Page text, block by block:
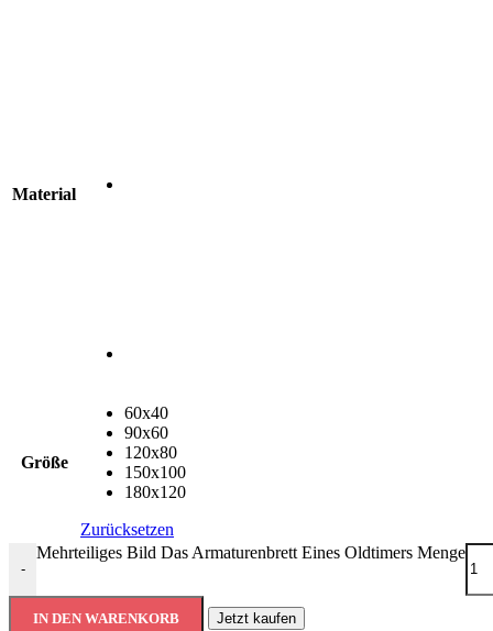
Material
Größe
60x40
90x60
120x80
150x100
180x120
Zurücksetzen
-
Mehrteiliges Bild Das Armaturenbrett Eines Oldtimers Menge
IN DEN WARENKORB Jetzt kaufen